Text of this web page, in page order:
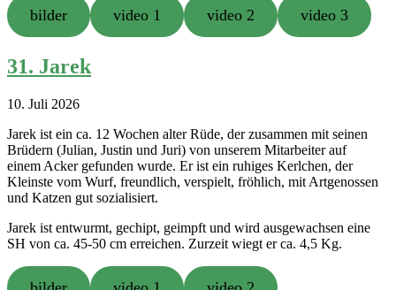
bilder video 1 video 2 video 3
31. Jarek
10. Juli 2026
Jarek ist ein ca. 12 Wochen alter Rüde, der zusammen mit seinen
Brüdern (Julian, Justin und Juri) von unserem Mitarbeiter auf
einem Acker gefunden wurde. Er ist ein ruhiges Kerlchen, der
Kleinste vom Wurf, freundlich, verspielt, fröhlich, mit Artgenossen
und Katzen gut sozialisiert.
Jarek ist entwurmt, gechipt, geimpft und wird ausgewachsen eine
SH von ca. 45-50 cm erreichen. Zurzeit wiegt er ca. 4,5 Kg.